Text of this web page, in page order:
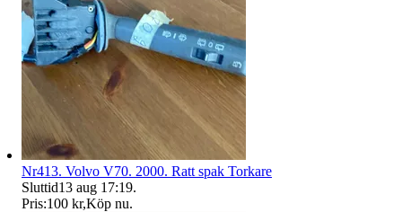
Nr413. Volvo V70. 2000. Ratt spak Torkare
Sluttid13 aug 17:19.
Pris:100 kr,Köp nu.